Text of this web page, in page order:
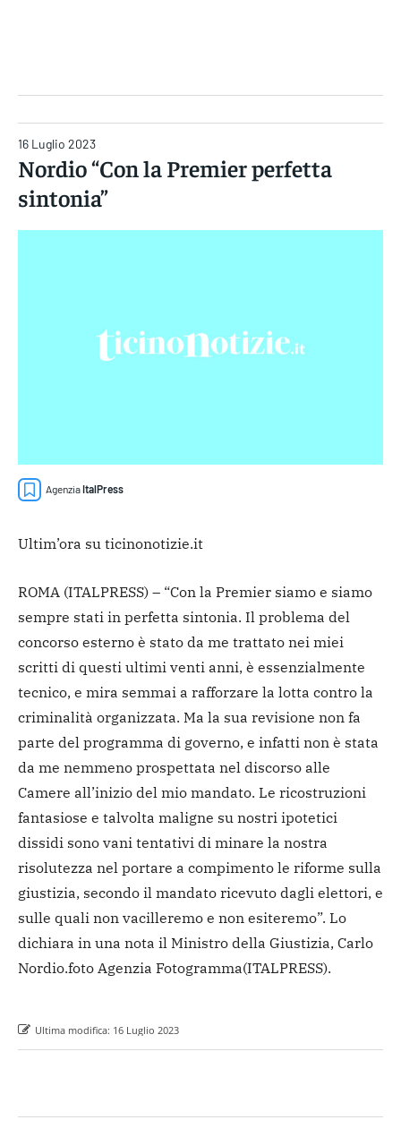
16 Luglio 2023
Nordio “Con la Premier perfetta
sintonia”
AgenziaItalPress
Ultim’ora su ticinonotizie.it
ROMA (ITALPRESS) – “Con la Premier siamo e siamo
sempre stati in perfetta sintonia. Il problema del
concorso esterno è stato da me trattato nei miei
scritti di questi ultimi venti anni, è essenzialmente
tecnico, e mira semmai a rafforzare la lotta contro la
criminalità organizzata. Ma la sua revisione non fa
parte del programma di governo, e infatti non è stata
da me nemmeno prospettata nel discorso alle
Camere all’inizio del mio mandato. Le ricostruzioni
fantasiose e talvolta maligne su nostri ipotetici
dissidi sono vani tentativi di minare la nostra
risolutezza nel portare a compimento le riforme sulla
giustizia, secondo il mandato ricevuto dagli elettori, e
sulle quali non vacilleremo e non esiteremo”. Lo
dichiara in una nota il Ministro della Giustizia, Carlo
Nordio.foto Agenzia Fotogramma(ITALPRESS).
Ultima modifica: 16 Luglio 2023